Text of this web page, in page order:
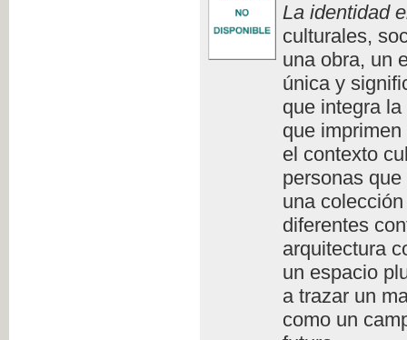
La identidad
culturales,
una obra, un
única y
que integra
que
el contexto
personas
una
diferentes
arquitectura
un espacio
a trazar un
como un